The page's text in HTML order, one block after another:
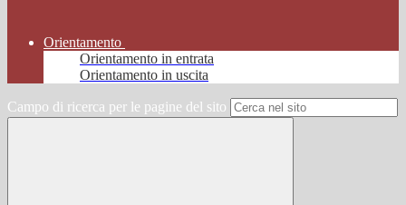
Orientamento
Orientamento in entrata
Orientamento in uscita
Campo di ricerca per le pagine del sito